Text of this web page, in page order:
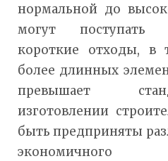
нормальной до
могут поступать
короткие отходы, в
более длинных
превышает
изготовлении
быть предприняты